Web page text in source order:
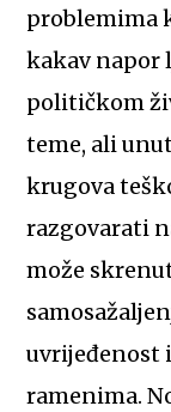
problemima
kakav napor
političkom
teme, ali
krugova
razgovarati
može
uvrijeđenost
ramenima.